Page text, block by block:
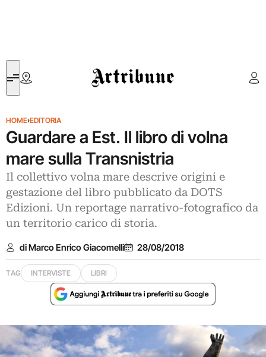
Artribune
HOME›EDITORIA
Guardare a Est. Il libro di volna
mare sulla Transnistria
Il collettivo volna mare descrive origini e
gestazione del libro pubblicato da DOTS
Edizioni. Un reportage narrativo-fotografico da
un territorio carico di storia.
di Marco Enrico Giacomelli 28/08/2018
TAG INTERVISTE LIBRI